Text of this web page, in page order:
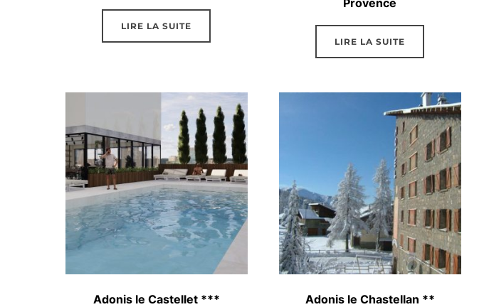
LIRE LA SUITE
Provence
LIRE LA SUITE
Adonis le Castellet *** Adonis le Chastellan **